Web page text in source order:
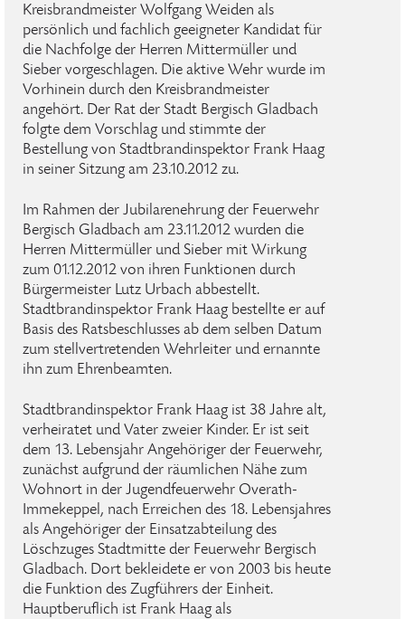
Kreisbrandmeister Wolfgang Weiden als
persönlich und fachlich geeigneter Kandidat für
die Nachfolge der Herren Mittermüller und
Sieber vorgeschlagen. Die aktive Wehr wurde im
Vorhinein durch den Kreisbrandmeister
angehört. Der Rat der Stadt Bergisch Gladbach
folgte dem Vorschlag und stimmte der
Bestellung von Stadtbrandinspektor Frank Haag
in seiner Sitzung am 23.10.2012 zu.
Im Rahmen der Jubilarenehrung der Feuerwehr
Bergisch Gladbach am 23.11.2012 wurden die
Herren Mittermüller und Sieber mit Wirkung
zum 01.12.2012 von ihren Funktionen durch
Bürgermeister Lutz Urbach abbestellt.
Stadtbrandinspektor Frank Haag bestellte er auf
Basis des Ratsbeschlusses ab dem selben Datum
zum stellvertretenden Wehrleiter und ernannte
ihn zum Ehrenbeamten.
Stadtbrandinspektor Frank Haag ist 38 Jahre alt,
verheiratet und Vater zweier Kinder. Er ist seit
dem 13. Lebensjahr Angehöriger der Feuerwehr,
zunächst aufgrund der räumlichen Nähe zum
Wohnort in der Jugendfeuerwehr Overath-
Immekeppel, nach Erreichen des 18. Lebensjahres
als Angehöriger der Einsatzabteilung des
Löschzuges Stadtmitte der Feuerwehr Bergisch
Gladbach. Dort bekleidete er von 2003 bis heute
die Funktion des Zugführers der Einheit.
Hauptberuflich ist Frank Haag als